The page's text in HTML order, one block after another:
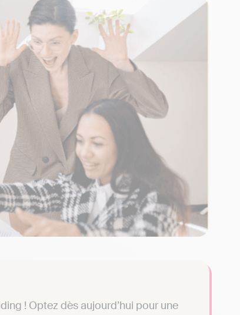
! Optez dès aujourd’hui pour une